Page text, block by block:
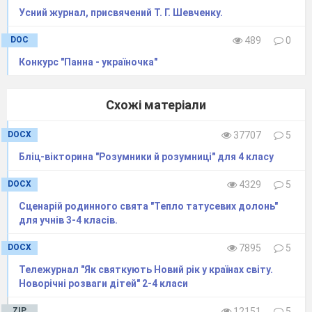
Д. Школа-ліцей, ліцей-гімназія
Секції, гуртки, гуртки, факультативи
На відпочинок - тут немає перспективи
Вчителька нова, сталася оказія
На відпочинок- тут немає перспективи
Хау мач, е тайм, ет найн о’клок
Парта, дзвінок, підручник, урок
Контрольні з тестуваннями
Не будемо ми останніми
Швидко читати – грамотієм стати
Приклади, задачі – я в душі плачу
Я не проти школи
Там є свої приколи
Усний журнал, присвячений Т. Г. Шевченку.
DOC 489
0
Конкурс "Панна - україночка"
Схожі матеріали
DOCX 37707
5
Бліц-вікторина "Розумники й розумниці" для 4 класу
DOCX 4329
5
Сценарій родинного свята "Тепло татусевих долонь"
для учнів 3-4 класів.
DOCX 7895
5
Тележурнал "Як святкують Новий рік у країнах світу.
Новорічні розваги дітей" 2-4 класи